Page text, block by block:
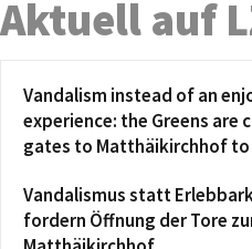
Aktuell auf
Vandalism instead of an
experience: the Greens are
gates to Matthäikirchhof to
Vandalismus statt
fordern Öffnung der Tore